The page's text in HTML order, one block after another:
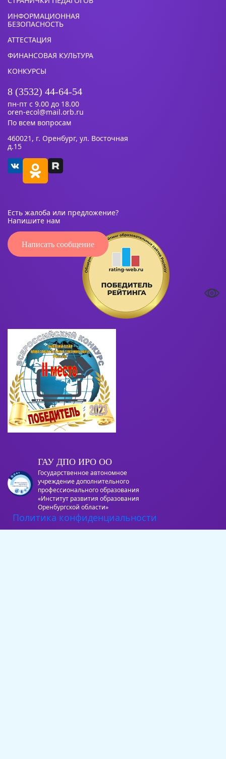
ИНФОРМАЦИОННАЯ
БЕЗОПАСНОСТЬ
АТТЕСТАЦИЯ
ФИНАНСОВАЯ КУЛЬТУРА
КОНКУРСЫ
8 (3532) 44-64-54
пн-пт с 9.00 до 18.00
oren-ecol@mail.orb.ru
По всем вопросам
460021, г. Оренбург, ул. Восточная
д.15
Есть жалоба или предложение?
Напишите нам
Написать сообщение
ГАУ ДПО ИРО ОО
Государственное автономное
учреждение дополнительного
профессионального образования
«Институт развития образования
Оренбургской области»
Политика конфиденциальности